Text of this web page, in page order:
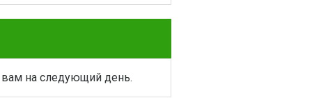
на следующий день.